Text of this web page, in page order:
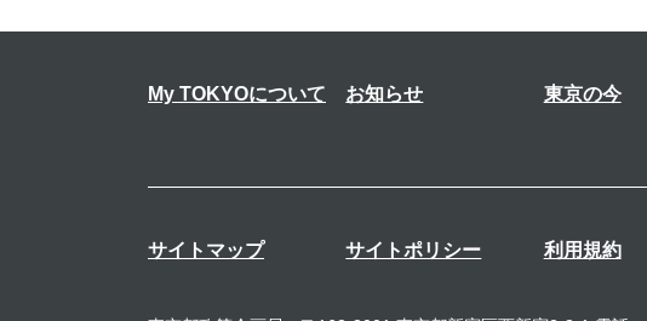
My TOKYOについて お知らせ 東京の今
サイトマップ サイトポリシー 利用規約